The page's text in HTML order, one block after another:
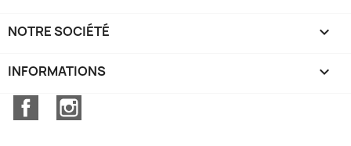
NOTRE SOCIÉTÉ 
INFORMATIONS keyboard_arrow_down
Facebook